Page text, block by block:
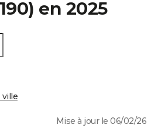
en 2025
ville
Mise à jour le 06/02/26